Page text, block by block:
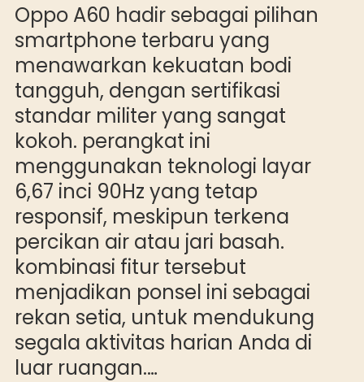
Oppo A60 hadir sebagai pilihan
smartphone terbaru yang
menawarkan kekuatan bodi
tangguh, dengan sertifikasi
standar militer yang sangat
kokoh. perangkat ini
menggunakan teknologi layar
6,67 inci 90Hz yang tetap
responsif, meskipun terkena
percikan air atau jari basah.
kombinasi fitur tersebut
menjadikan ponsel ini sebagai
rekan setia, untuk mendukung
segala aktivitas harian Anda di
luar ruangan.…